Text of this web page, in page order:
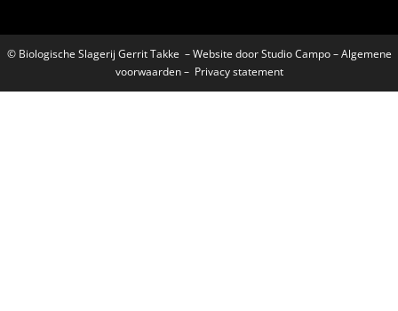
© Biologische Slagerij Gerrit Takke – Website doorStudio Campo–Algemene
voorwaarden– Privacy statement